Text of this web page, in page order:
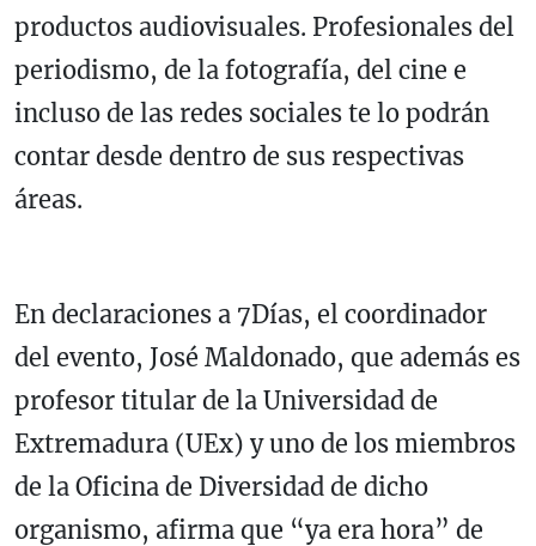
productos audiovisuales. Profesionales del
periodismo, de la fotografía, del cine e
incluso de las redes sociales te lo podrán
contar desde dentro de sus respectivas
áreas.
En declaraciones a 7Días, el coordinador
del evento, José Maldonado, que además es
profesor titular de la Universidad de
Extremadura (UEx) y uno de los miembros
de la Oficina de Diversidad de dicho
organismo, afirma que “ya era hora” de